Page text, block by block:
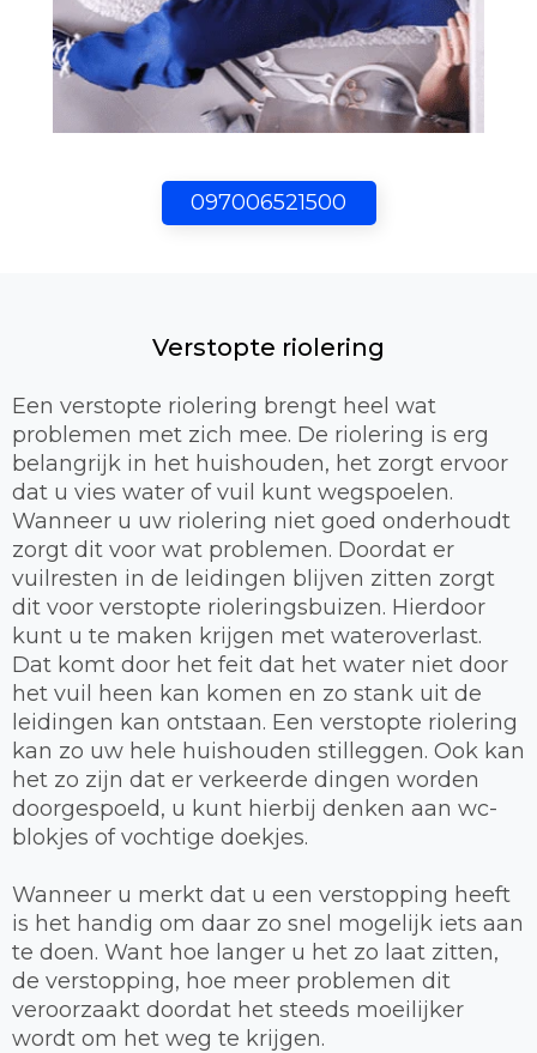
097006521500
Verstopte riolering
Een verstopte riolering brengt heel wat
problemen met zich mee. De riolering is erg
belangrijk in het huishouden, het zorgt ervoor
dat u vies water of vuil kunt wegspoelen.
Wanneer u uw riolering niet goed onderhoudt
zorgt dit voor wat problemen. Doordat er
vuilresten in de leidingen blijven zitten zorgt
dit voor verstopte rioleringsbuizen. Hierdoor
kunt u te maken krijgen met wateroverlast.
Dat komt door het feit dat het water niet door
het vuil heen kan komen en zo stank uit de
leidingen kan ontstaan. Een verstopte riolering
kan zo uw hele huishouden stilleggen. Ook kan
het zo zijn dat er verkeerde dingen worden
doorgespoeld, u kunt hierbij denken aan wc-
blokjes of vochtige doekjes.
Wanneer u merkt dat u een verstopping heeft
is het handig om daar zo snel mogelijk iets aan
te doen. Want hoe langer u het zo laat zitten,
de verstopping, hoe meer problemen dit
veroorzaakt doordat het steeds moeilijker
wordt om het weg te krijgen.